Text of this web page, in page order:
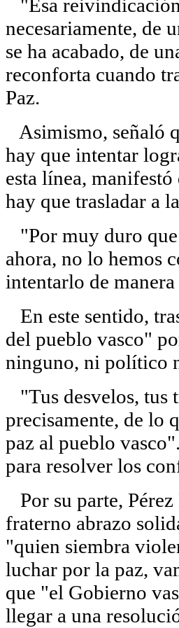
"Esa
necesariamente, de
se ha acabado, de
reconforta cuando
Paz.
Asimismo, señaló
hay que intentar
esta línea,
hay que trasladar a
"Por muy duro que
ahora, no lo hemos
intentarlo de
En este sentido,
del pueblo vasco"
ninguno, ni político
"Tus desvelos, tus
precisamente, de lo
paz al pueblo
para resolver los
Por su parte,
fraterno abrazo
"quien siembra
luchar por la paz,
que "el Gobierno
llegar a una